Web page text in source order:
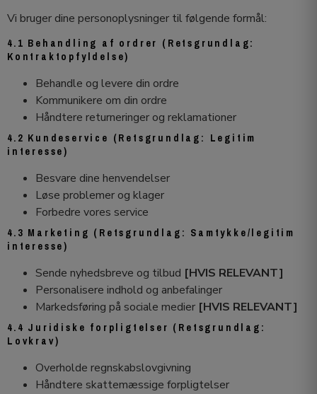
Vi bruger dine personoplysninger til følgende formål:
4.1 Behandling af ordrer (Retsgrundlag:
Kontraktopfyldelse)
Behandle og levere din ordre
Kommunikere om din ordre
Håndtere returneringer og reklamationer
4.2 Kundeservice (Retsgrundlag: Legitim
interesse)
Besvare dine henvendelser
Løse problemer og klager
Forbedre vores service
4.3 Marketing (Retsgrundlag: Samtykke/legitim
interesse)
Sende nyhedsbreve og tilbud [HVIS RELEVANT]
Personalisere indhold og anbefalinger
Markedsføring på sociale medier [HVIS RELEVANT]
4.4 Juridiske forpligtelser (Retsgrundlag:
Lovkrav)
Overholde regnskabslovgivning
Håndtere skattemæssige forpligtelser